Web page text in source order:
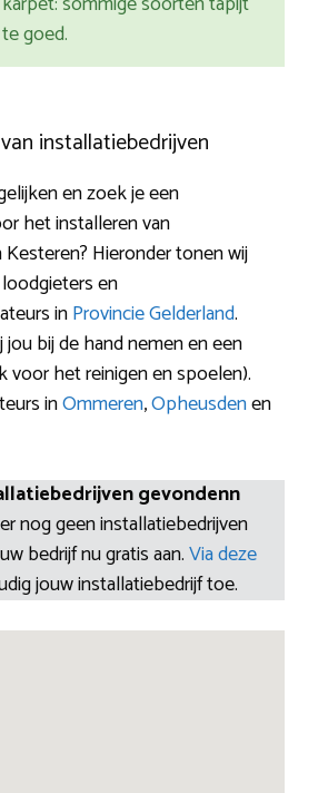
goed.
installatiebedrijven
en zoek je een
het installeren van
Hieronder tonen wij
en
inProvincie Gelderland.
bij de hand nemen en een
het reinigen en spoelen).
inOmmeren,Opheusdenen
gevondenn
nog geen installatiebedrijven
bedrijf nu gratis aan.Via deze
jouw installatiebedrijf toe.